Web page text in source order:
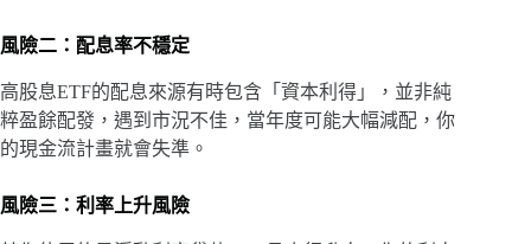
風險二：配息率不穩定
高股息ETF的配息來源有時包含「資本利得」，並非純
粹盈餘配發，遇到市況不佳，當年度可能大幅減配，你
的現金流計畫就會失準。
風險三：利率上升風險